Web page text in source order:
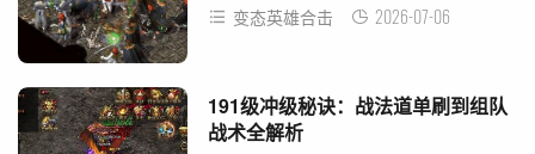
变态英雄合击 2026-07-06
191级冲级秘诀：战法道单刷到组队
战术全解析